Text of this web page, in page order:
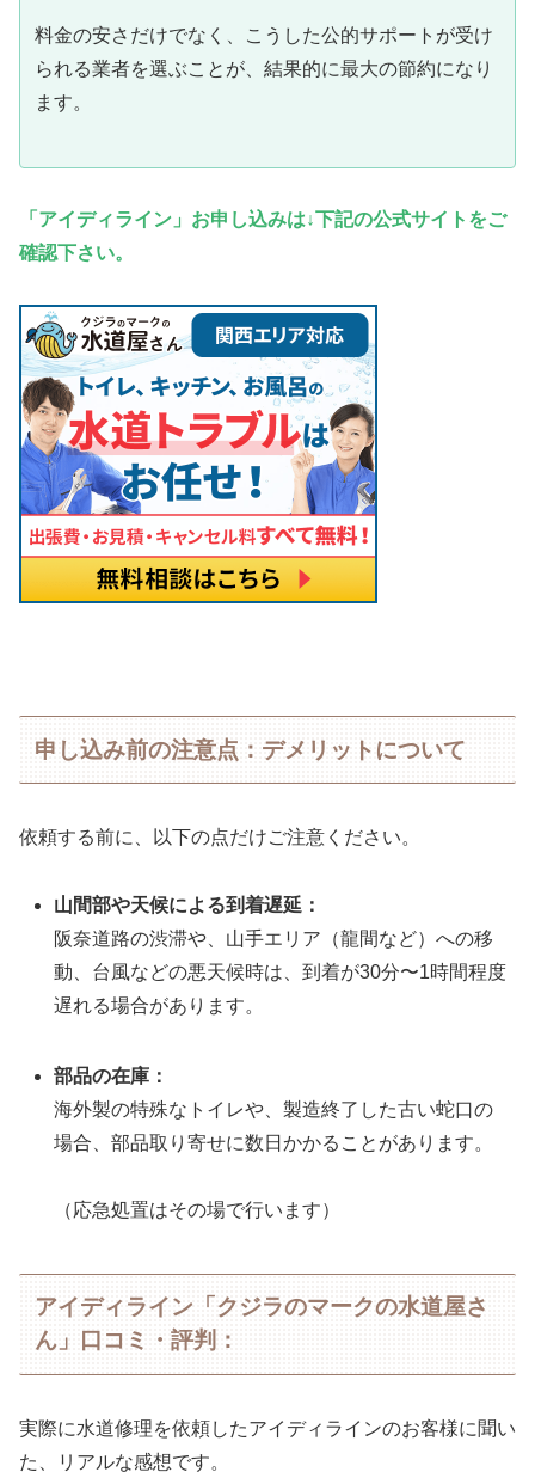
料金の安さだけでなく、こうした公的サポートが受け
られる業者を選ぶことが、結果的に最大の節約になり
ます。
「アイディライン」お申し込みは↓下記の公式サイトをご
確認下さい。
申し込み前の注意点：デメリットについて
依頼する前に、以下の点だけご注意ください。
山間部や天候による到着遅延：
阪奈道路の渋滞や、山手エリア（龍間など）への移
動、台風などの悪天候時は、到着が30分〜1時間程度
遅れる場合があります。
部品の在庫：
海外製の特殊なトイレや、製造終了した古い蛇口の
場合、部品取り寄せに数日かかることがあります。
（応急処置はその場で行います）
アイディライン「クジラのマークの水道屋さ
ん」口コミ・評判：
実際に水道修理を依頼したアイディラインのお客様に聞い
た、リアルな感想です。